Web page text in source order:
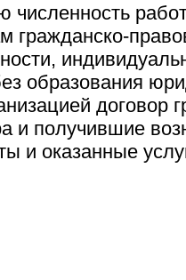
численность
гражданско-
образования
договор
и получившие
и оказанные